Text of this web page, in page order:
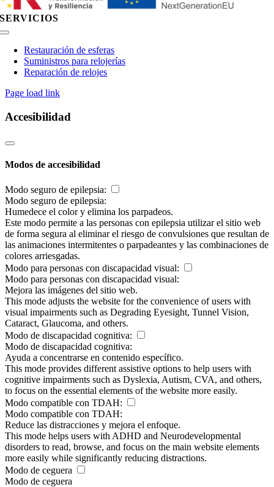
SERVICIOS
Toggle
NavigationRestauración de esferas
Suministros para relojerías
Reparación de relojes
Page load link
Accesibilidad
Modos de accesibilidad
Modo seguro de epilepsia:
Modo seguro de epilepsia:
Humedece el color y elimina los parpadeos.
Este modo permite a las personas con epilepsia utilizar el sitio web
de forma segura al eliminar el riesgo de convulsiones que resultan de
las animaciones intermitentes o parpadeantes y las combinaciones de
colores arriesgadas.
Modo para personas con discapacidad visual:
Modo para personas con discapacidad visual:
Mejora las imágenes del sitio web.
This mode adjusts the website for the convenience of users with
visual impairments such as Degrading Eyesight, Tunnel Vision,
Cataract, Glaucoma, and others.
Modo de discapacidad cognitiva:
Modo de discapacidad cognitiva:
Ayuda a concentrarse en contenido específico.
This mode provides different assistive options to help users with
cognitive impairments such as Dyslexia, Autism, CVA, and others,
to focus on the essential elements of the website more easily.
Modo compatible con TDAH:
Modo compatible con TDAH:
Reduce las distracciones y mejora el enfoque.
This mode helps users with ADHD and Neurodevelopmental
disorders to read, browse, and focus on the main website elements
more easily while significantly reducing distractions.
Modo de ceguera
Modo de ceguera